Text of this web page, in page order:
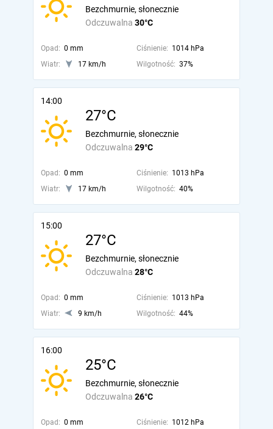
Odczuwalna 30°C
Bezchmurnie, słonecznie
Opad: 0 mm Ciśnienie: 1014 hPa
Wiatr:
17 km/h Wilgotność: 37%
14:00
27°C
Odczuwalna 29°C
Bezchmurnie, słonecznie
Opad: 0 mm Ciśnienie: 1013 hPa
Wiatr:
17 km/h Wilgotność: 40%
15:00
27°C
Odczuwalna 28°C
Bezchmurnie, słonecznie
Opad: 0 mm Ciśnienie: 1013 hPa
Wiatr:
9 km/h Wilgotność: 44%
16:00
25°C
Odczuwalna 26°C
Bezchmurnie, słonecznie
Opad: 0 mm Ciśnienie: 1012 hPa